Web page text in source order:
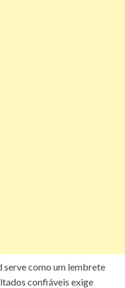
serve como um lembrete
confiáveis exige